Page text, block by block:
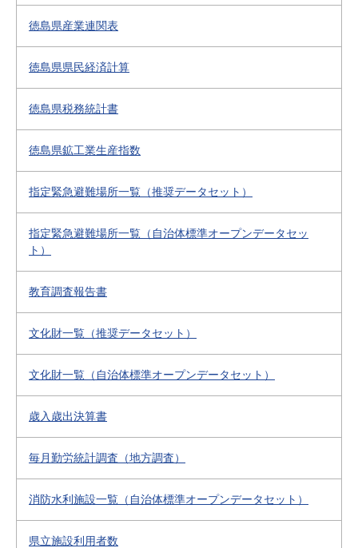
徳島県産業連関表
徳島県県民経済計算
徳島県税務統計書
徳島県鉱工業生産指数
指定緊急避難場所一覧（推奨データセット）
指定緊急避難場所一覧（自治体標準オープンデータセッ
ト）
教育調査報告書
文化財一覧（推奨データセット）
文化財一覧（自治体標準オープンデータセット）
歳入歳出決算書
毎月勤労統計調査（地方調査）
消防水利施設一覧（自治体標準オープンデータセット）
県立施設利用者数